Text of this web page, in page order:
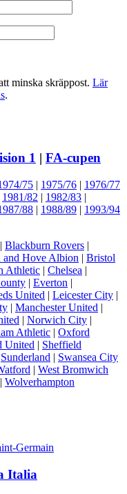
minska skräppost. Lär
.
1 | FA-cupen
75 | 1975/76 | 1976/77
1981/82 | 1982/83 |
88 | 1988/89 | 1993/94
| Blackburn Rovers |
and Hove Albion | Bristol
Athletic | Chelsea |
| Everton |
United | Leicester City |
| Manchester United |
| Norwich City |
Athletic | Oxford
United | Sheffield
Sunderland | Swansea City
| West Bromwich
| Wolverhampton
Germain
Italia